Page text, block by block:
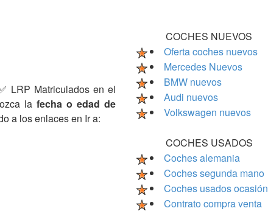
LRP Matriculados en el
lafecha o edad de
a los enlaces en Ir a:
COCHES NUEVOS
Oferta coches nuevos
Mercedes Nuevos
BMW nuevos
Audi nuevos
Volkswagen nuevos
COCHES USADOS
Coches alemania
Coches segunda mano
Coches usados ocasión
Contrato compra venta